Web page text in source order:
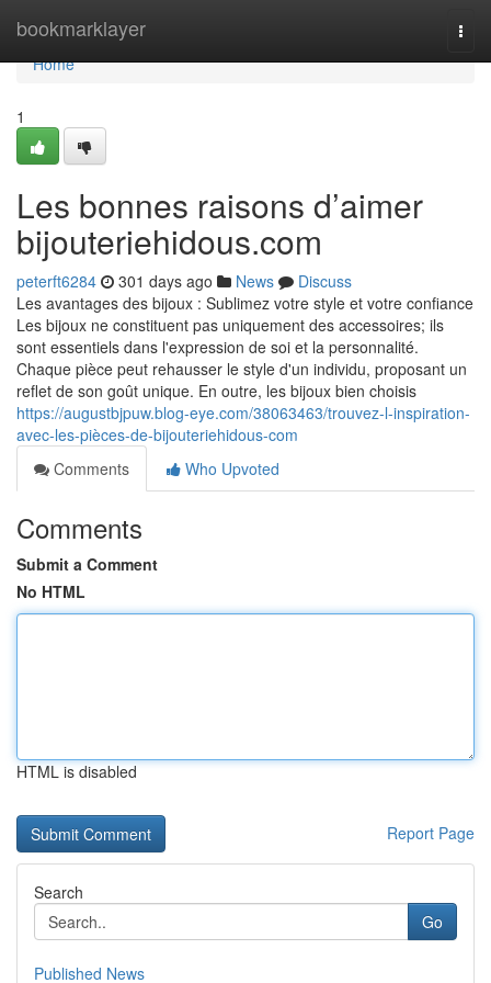
bookmarklayer
Home
Home
1
Les bonnes raisons d’aimer
bijouteriehidous.com
peterft6284 301 days ago News
Discuss
Les avantages des bijoux : Sublimez votre style et votre confiance
Les bijoux ne constituent pas uniquement des accessoires; ils
sont essentiels dans l'expression de soi et la personnalité.
Chaque pièce peut rehausser le style d'un individu, proposant un
reflet de son goût unique. En outre, les bijoux bien choisis
https://augustbjpuw.blog-eye.com/38063463/trouvez-l-inspiration-
avec-les-pièces-de-bijouteriehidous-com
Comments
Who Upvoted
Comments
Submit a Comment
No HTML
HTML is disabled
Report Page
Search
Go
Published News